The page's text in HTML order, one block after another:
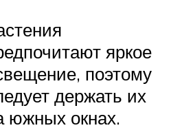
яркое
поэтому
держать их
южных окнах.